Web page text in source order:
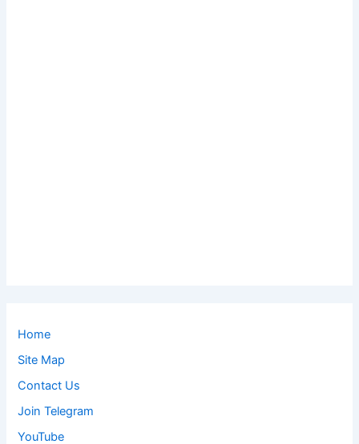
Home
Site Map
Contact Us
Join Telegram
YouTube